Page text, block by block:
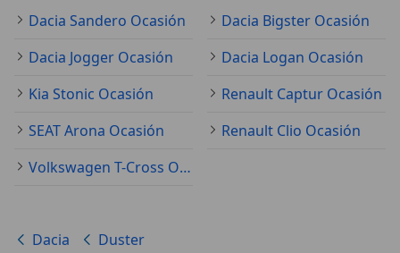
Dacia Sandero Ocasión
Dacia Bigster Ocasión
Dacia Jogger Ocasión
Dacia Logan Ocasión
Kia Stonic Ocasión
Renault Captur Ocasión
SEAT Arona Ocasión
Renault Clio Ocasión
Volkswagen T-Cross Ocasión
Dacia Duster